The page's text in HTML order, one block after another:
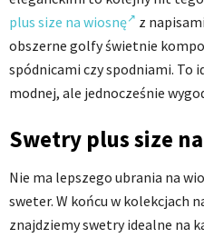
plus size na wiosnę
z
obszerne golfy świetnie
spódnicami czy spodniami. To
modnej, ale jednocześnie
Swetry plus size
Nie ma lepszego ubrania na
sweter. W końcu w kolekcjach
znajdziemy swetry idealne na